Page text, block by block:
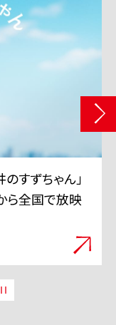
すずちゃん」
ら全国で放映